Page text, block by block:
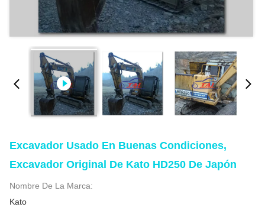
Excavador Usado En Buenas Condiciones,
Excavador Original De Kato HD250 De Japón
Nombre De La Marca:
Kato